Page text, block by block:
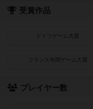
受賞作品
ドイツゲーム大賞
フランス年間ゲーム大賞
プレイヤー数